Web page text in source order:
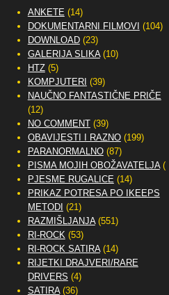
ANKETE (14)
DOKUMENTARNI FILMOVI (104)
DOWNLOAD(23)
GALERIJA SLIKA(10)
HTZ(5)
KOMPJUTERI (39)
NAUČNO FANTASTIČNE PRIČE
(12)
NO COMMENT(39)
OBAVIJESTI I RAZNO(199)
PARANORMALNO(87)
PISMA MOJIH OBOŽAVATELJA(2)
PJESME RUGALICE (14)
PRIKAZ POTRESA PO IKEEPS
METODI (21)
RAZMIŠLJANJA(551)
RI-ROCK(53)
RI-ROCK SATIRA(14)
RIJETKI DRAJVERI/RARE
DRIVERS (4)
SATIRA(36)